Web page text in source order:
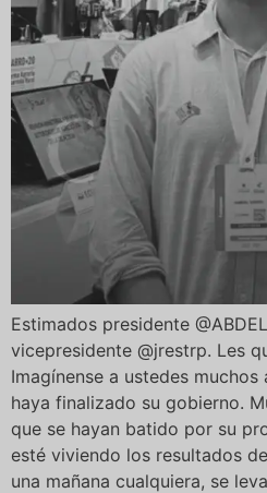
Estimados presidente
vicepresidente @jrestrp. Les
Imagínense a ustedes
haya finalizado su gobierno.
que se hayan batido por su
esté viviendo los resultados
una mañana cualquiera, se